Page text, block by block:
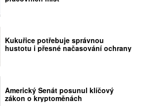
Kukuřice potřebuje správnou
hustotu i přesné načasování ochrany
Americký Senát posunul klíčový
zákon o kryptoměnách